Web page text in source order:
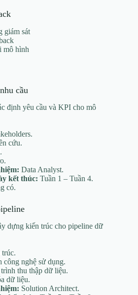
giám sát
mô hình
cầu
định yêu cầu và KPI cho mô
cứu.
Data Analyst.
kết thúc: Tuần 1 – Tuần 4.
có.
dựng kiến trúc cho pipeline dữ
công nghệ sử dụng.
thu thập dữ liệu.
dữ liệu.
Solution Architect.